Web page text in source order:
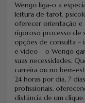
Wengo liga-o a
leitura de tarot,
oferecer orientação e
rigoroso processo de
opções de consulta –
e vídeo – o Wengo
suas necessidades.
carreira ou no bem-
24 horas por dia, 7
profissionais,
distância de um clique.